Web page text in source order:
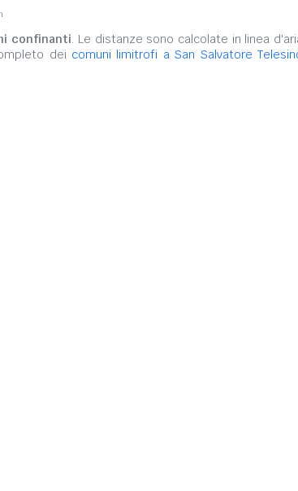
confinanti. Le distanze sono calcolate in linea
dei comuni limitrofi a San Salvatore